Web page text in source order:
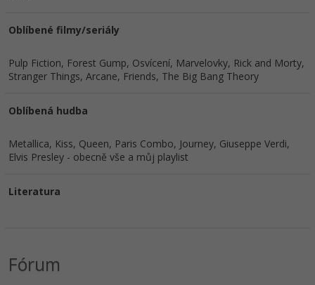
Oblíbené filmy/seriály
Pulp Fiction, Forest Gump, Osvícení, Marvelovky, Rick and Morty,
Stranger Things, Arcane, Friends, The Big Bang Theory
Oblíbená hudba
Metallica, Kiss, Queen, Paris Combo, Journey, Giuseppe Verdi,
Elvis Presley - obecně vše a můj playlist
Literatura
Fórum